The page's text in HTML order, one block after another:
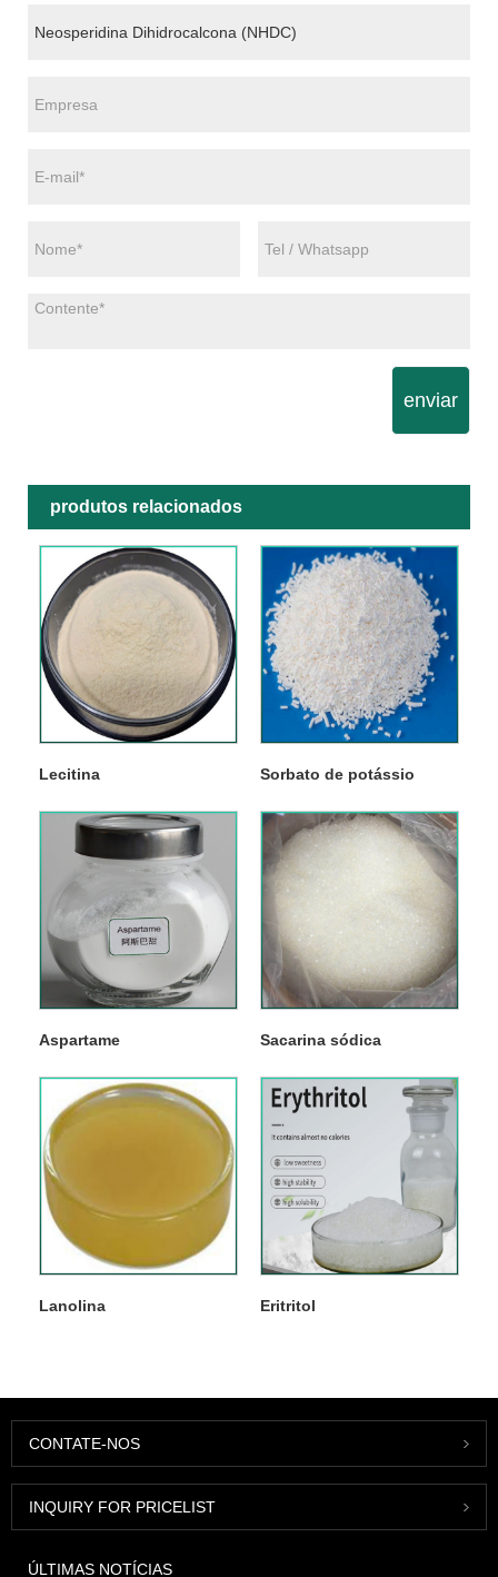
enviar
produtos relacionados
Lecitina Sorbato de potássio
Aspartame Sacarina sódica
Lanolina Eritritol
CONTATE-NOS
INQUIRY FOR PRICELIST
ÚLTIMAS NOTÍCIAS